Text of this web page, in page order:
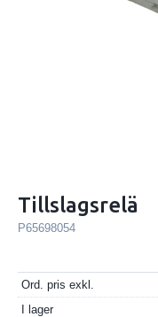
Tillslagsrelä
P65698054
Ord. pris exkl.
I lager